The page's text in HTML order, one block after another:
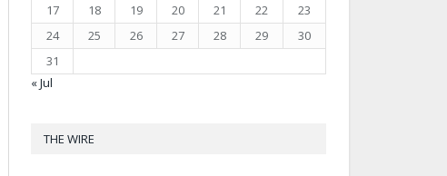
17
18 19 20 21 22
23
24
25 26 27 28 29
30
31
« Jul
THE WIRE